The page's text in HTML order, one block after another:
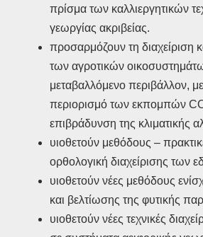
πρίσμα των καλλιεργητικών
γεωργίας ακριβείας.
προσαρμόζουν τη διαχείριση
των αγροτικών
μεταβαλλόμενο περιβάλλον,
περιορισμό των εκπομπών
επιβράδυνση της κλιματικής
υιοθετούν μεθόδους –
ορθολογική διαχείρισης των
υιοθετούν νέες μεθόδους
και βελτίωσης της φυτικής
υιοθετούν νέες τεχνικές